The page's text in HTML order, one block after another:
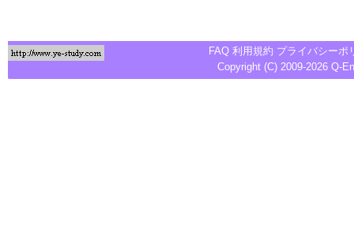
FAQ 利用規約 プライバシーポ
Copyright (C) 2009-2026 Q-